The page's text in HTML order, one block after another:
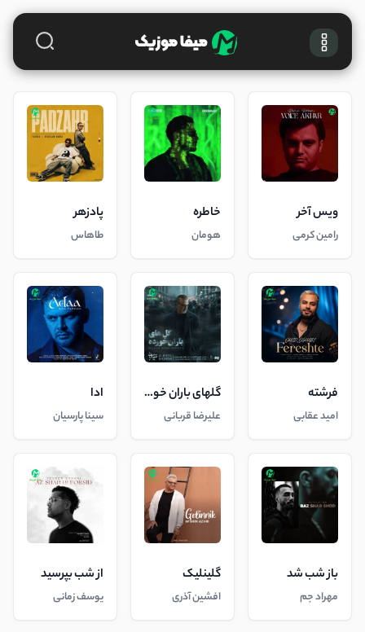
ویس آخر
رامین کرمی
خاطره
هومان
پادزهر
طاهاس
فرشته
امید عقابی
گلهای باران خورده
علیرضا قربانی
ادا
سینا پارسیان
باز شب شد
مهراد جم
گلینلیک
افشین آذری
از شب بپرسید
یوسف زمانی